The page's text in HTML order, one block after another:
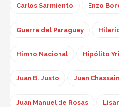
Carlos Sarmiento Enzo
Guerra del Paraguay
Himno Nacional Hipólito
Juan B. Justo Juan
Juan Manuel de Rosas